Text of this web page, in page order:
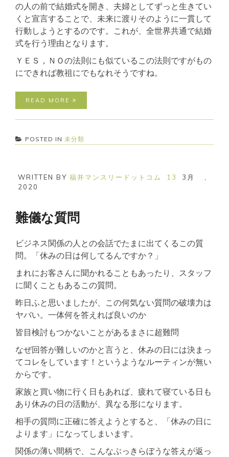
の人の前で結婚式を開き、夫婦としてずっと生きてい
くと宣言することで、未来に渡りそのように一貫して
行動しようとするのです。これが、全世界共通で結婚
式を行う理由となります。
ＹＥＳ，ＮＯの法則にも似ているこの法則ですがもの
にできれば教祖にでもなれそうですね。
READ MORE
POSTED IN 未分類
WRITTEN BY 福井マンスリードットコム 13 3月
,
2020
難儀な質問
ビジネス関係の人との会話でたまに出てくるこの質
問。「休みの日は何してるんですか？」
まれにお客さんに聞かれることもあったり、スタッフ
に聞くこともあるこの質問。
昨日ふと思いましたが、この何気ない質問の破壊力は
ヤバい。一体何を答えれば良いのか
皆目検討もつかないことがあるまさに超難問
なぜ回答が難しいのかと言うと、休みの日には決まっ
てコレをしています！というようなルーティンが無い
からです。
家族と買い物に行く日もあれば、疲れて寝ている日も
あり休みの日の活動が、異なる形になります。
相手の質問に正確に答えようとすると、「休みの日に
よります」になってしまいます。
関係の薄い間柄で、こんなぶっきらぼうな答えが返っ